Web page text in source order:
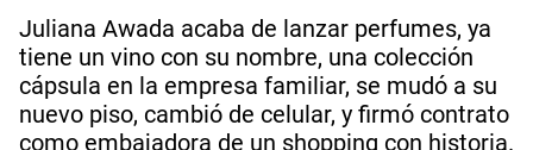
Juliana Awada acaba de lanzar perfumes, ya
tiene un vino con su nombre, una colección
cápsula en la empresa familiar, se mudó a su
nuevo piso, cambió de celular, y firmó contrato
como embajadora de un shopping con historia.